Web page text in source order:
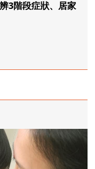
3階段症狀、居家